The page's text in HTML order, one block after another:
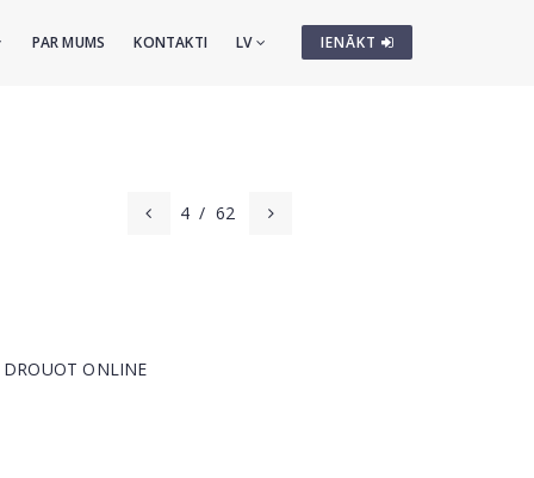
IENĀKT
PAR MUMS KONTAKTI LV
4 / 62
ONLINE